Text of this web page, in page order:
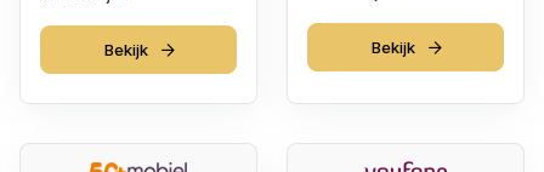
Bekijk Bekijk